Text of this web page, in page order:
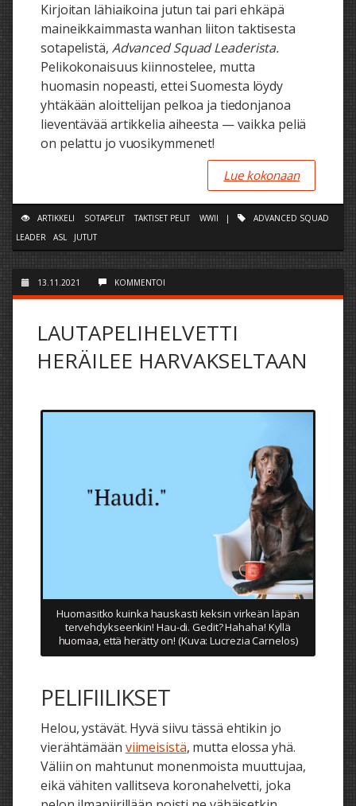
Kirjoitan lähiaikoina jutun tai pari ehkäpä
maineikkaimmasta wanhan liiton taktisesta
sotapelistä, Advanced Squad Leaderista.
Pelikokonaisuus kiinnostelee, mutta
huomasin nopeasti, ettei Suomesta löydy
yhtäkään aloittelijan pelkoa ja tiedonjanoa
lieventävää artikkelia aiheesta — vaikka peliä
on pelattu jo vuosikymmenet!
Lue kokonaan
ARTIKKELI SOTAPELIT TAKTISET PELIT WWII |
ADVANCED SQUAD
LEADER
ASL JUTUT
13.11.2021 KOMMENTOI
LAUTAPELIHELVETTI
HERÄILEE HARVAKSELTAAN
Huomasitko kuinka hauskasti keksin virkeän läpän
tervehdykseenkin! Hau-di. Gedit? Hahaha! Kyllä
huomaa, että herätty on! (Kuva: Lucrezia Carnelos)
PELIFIILIKSET
Helou, ystävät. Hyvä siivu tässä ehtikin jo
vierähtämään viimeisistä, mutta elossa yhä.
Väliin on mahtunut monenmoista muuttujaa,
eikä vähiten vallitseva koronahelvetti, joka